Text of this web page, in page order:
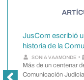
JusCom escribió
historia de la
SONIA VAAMONDE •
Más de un centenar
Comunicación